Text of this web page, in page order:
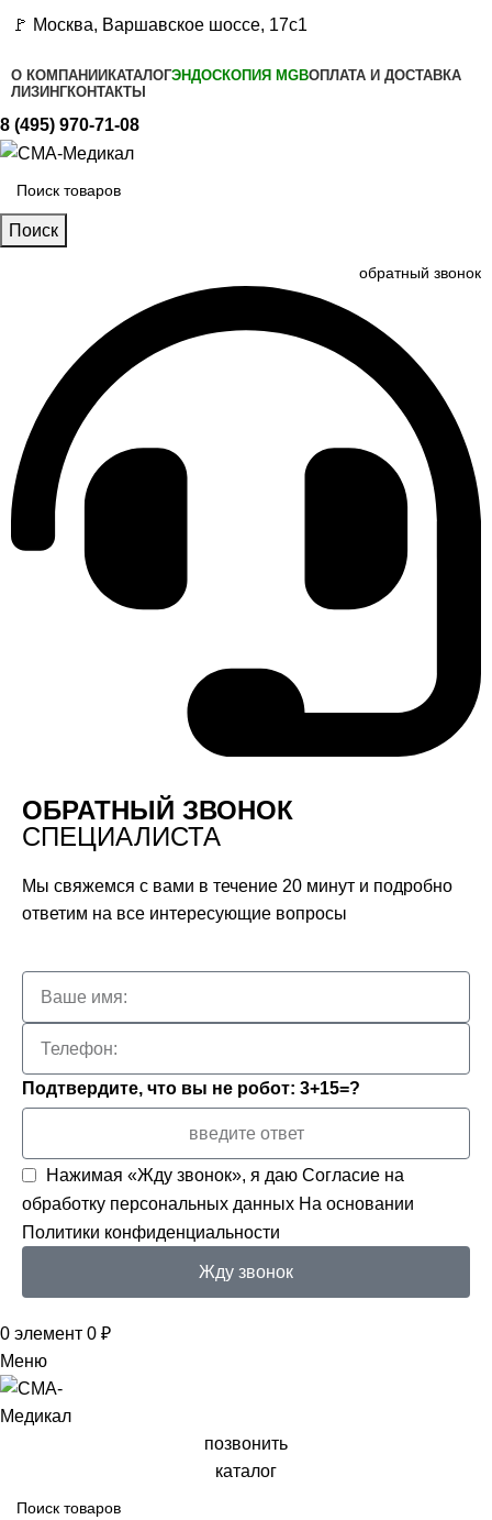
🚩 Москва, Варшавское шоссе, 17с1
О КОМПАНИИ КАТАЛОГЭНДОСКОПИЯ MGBОПЛАТА И ДОСТАВКА
ЛИЗИНГКОНТАКТЫ
8 (495) 970-71-08
Поиск
обратный звонок
ОБРАТНЫЙ ЗВОНОК
СПЕЦИАЛИСТА
Мы свяжемся с вами в течение 20 минут и подробно
ответим на все интересующие вопросы
Подтвердите, что вы не робот: 3+15=?
Нажимая «Жду звонок», я даю Согласие на
обработку персональных данных На основании
Политики конфиденциальности
Жду звонок
0 элемент 0 ₽
Меню
позвонить
каталог